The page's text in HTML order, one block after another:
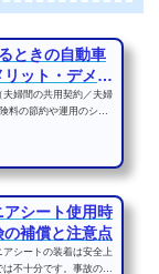
ときの自動車
ット・デメリ
婦間の共用契約／夫婦
料の節約や運用のシン
シート使用時
補償と注意点
シートの装着は安全上
不十分です。事故の衝